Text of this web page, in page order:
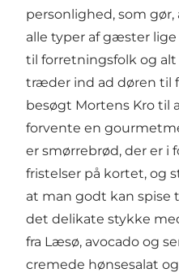
personlighed, som
alle typer af gæster
til forretningsfolk og
træder ind ad døren til
besøgt Mortens Kro til
forvente en
er smørrebrød, der er i
fristelser på kortet, og
at man godt kan spise
det delikate stykke
fra Læsø, avocado og
cremede hønsesalat